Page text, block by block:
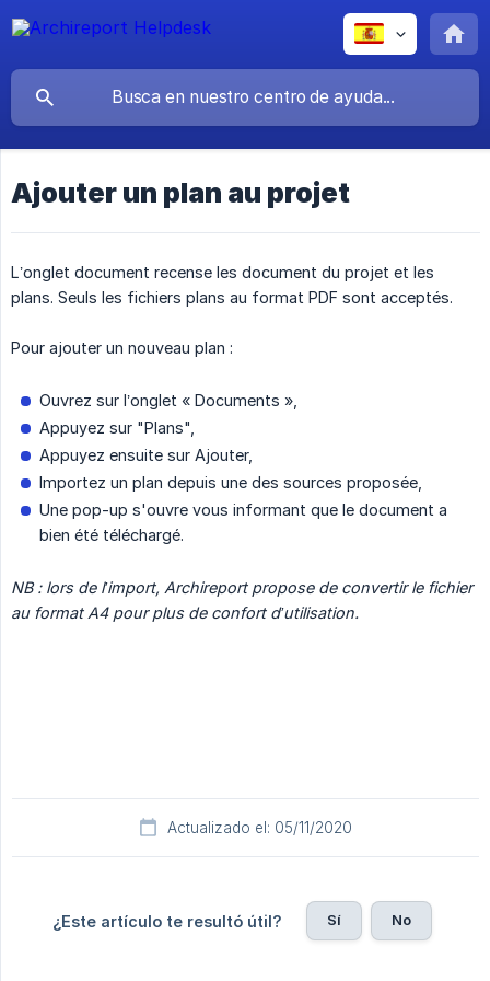
Ajouter un plan au projet
L’onglet document recense les document du projet et les
plans. Seuls les fichiers plans au format PDF sont acceptés.
Pour ajouter un nouveau plan :
Ouvrez sur l’onglet « Documents »,
Appuyez sur "Plans",
Appuyez ensuite sur Ajouter,
Importez un plan depuis une des sources proposée,
Une pop-up s'ouvre vous informant que le document a
bien été téléchargé.
NB : lors de l’import, Archireport propose de convertir le fichier
au format A4 pour plus de confort d’utilisation.
Actualizado el: 05/11/2020
¿Este artículo te resultó útil? Sí No